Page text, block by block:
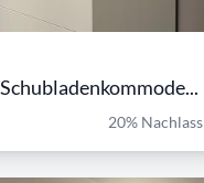
20% Nachlass